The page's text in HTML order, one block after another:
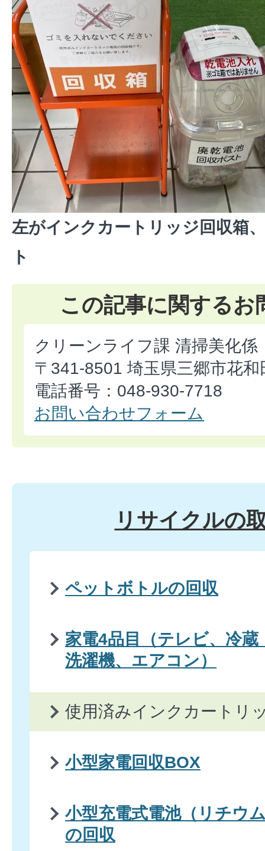
左がインクカートリッジ回収箱
ト
この記事に関するお
クリーンライフ課 清掃美化係
〒341-8501 埼玉県三郷市花
電話番号：048-930-7718
お問い合わせフォーム
リサイクルの
ペットボトルの回収
家電4品目（テレビ、冷蔵
洗濯機、エアコン）
使用済みインクカートリ
小型家電回収BOX
小型充電式電池（リチウ
の回収